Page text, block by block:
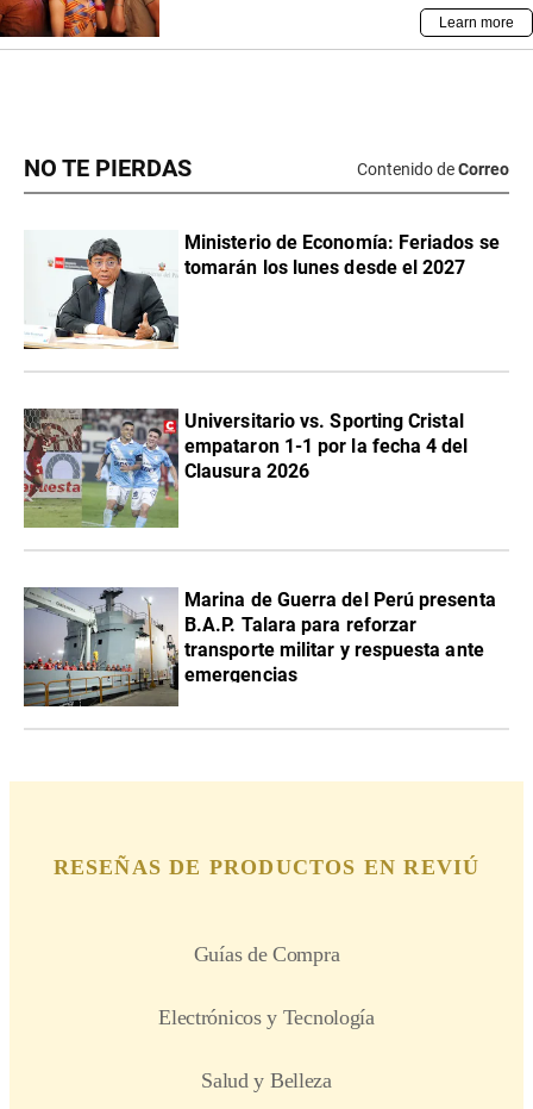
NO TE PIERDAS Contenido deCorreo
Ministerio de Economía: Feriados se
tomarán los lunes desde el 2027
Universitario vs. Sporting Cristal
empataron 1-1 por la fecha 4 del
Clausura 2026
Marina de Guerra del Perú presenta
B.A.P. Talara para reforzar
transporte militar y respuesta ante
emergencias